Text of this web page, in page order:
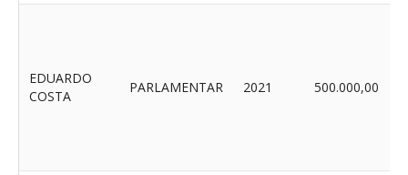
EDUARDO
COSTA
PARLAMENTAR 2021 500.000,00